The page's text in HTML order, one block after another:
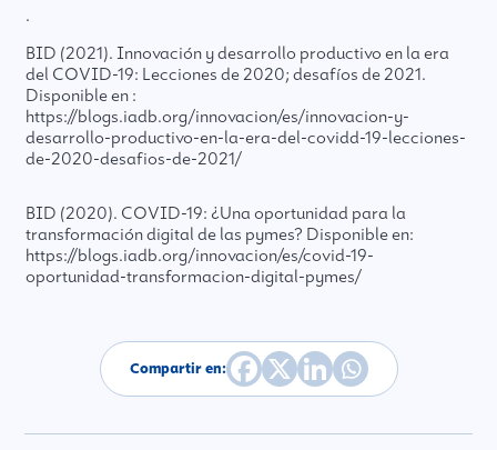
.
BID (2021). Innovación y desarrollo productivo en la era
del COVID-19: Lecciones de 2020; desafíos de 2021.
Disponible en :
https://blogs.iadb.org/innovacion/es/innovacion-y-
desarrollo-productivo-en-la-era-del-covidd-19-lecciones-
de-2020-desafios-de-2021/
BID (2020). COVID-19: ¿Una oportunidad para la
transformación digital de las pymes? Disponible en:
https://blogs.iadb.org/innovacion/es/covid-19-
oportunidad-transformacion-digital-pymes/
Compartir en: